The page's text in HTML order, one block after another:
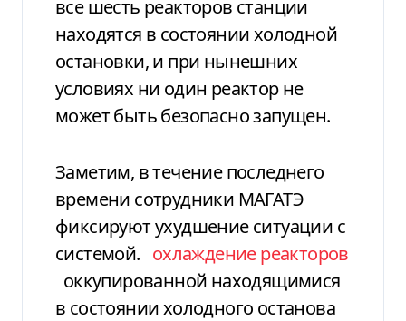
все шесть реакторов станции
находятся в состоянии холодной
остановки, и при нынешних
условиях ни один реактор не
может быть безопасно запущен.
Заметим, в течение последнего
времени сотрудники МАГАТЭ
фиксируют ухудшение ситуации с
системой. охлаждение реакторов
оккупированной находящимися
в состоянии холодного останова